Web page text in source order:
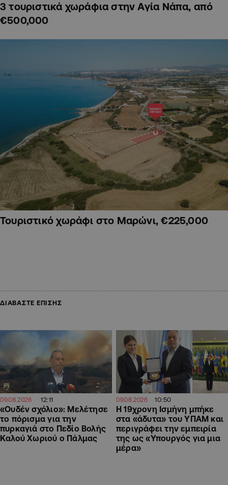
3 τουριστικά χωράφια στην Αγία Νάπα, από
€500,000
Τουριστικό χωράφι στο Μαρώνι, €225,000
ΔΙΑΒΑΣΤΕ ΕΠΙΣΗΣ
09.08.2026 12:11
«Ουδέν σχόλιο»: Μελέτησε
το πόρισμα για την
πυρκαγιά στο Πεδίο Βολής
Καλού Χωριού ο Πάλμας
09.08.2026 10:50
Η 19χρονη Ισμήνη μπήκε
στα «άδυτα» του ΥΠΑΜ και
περιγράφει την εμπειρία
της ως «Υπουργός για μια
μέρα»